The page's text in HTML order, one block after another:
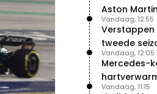
Aston
Verstappen
tweede
Vandaag, 12:55
Mercedes-
overstap
Vandaag, 12:05
Vandaag, 11:15